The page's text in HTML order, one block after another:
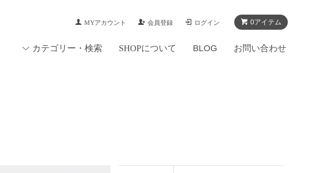
0アイテム
MYアカウント 会員登録 ログイン
カテゴリー・検索 SHOPについて BLOG お問い合わせ